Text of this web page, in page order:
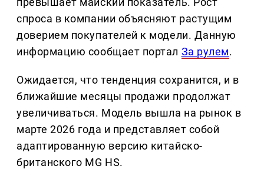
спроса в компании объясняют растущим
доверием покупателей к модели. Данную
информацию сообщает портал За рулем.
Ожидается, что тенденция сохранится, и в
ближайшие месяцы продажи продолжат
увеличиваться. Модель вышла на рынок в
марте 2026 года и представляет собой
адаптированную версию китайско-
британского MG HS.